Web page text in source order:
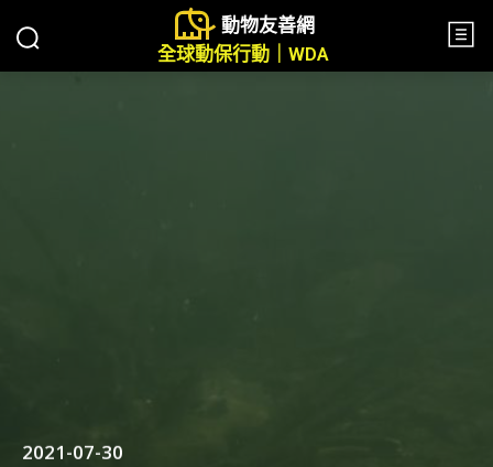
動物友善網
全球動保行動｜WDA
2021-07-30